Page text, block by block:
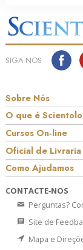
SIGA‑NOS
Sobre Nós
O que é
Cursos On‑line
Oficial de Livraria
Como Ajudamos
CONTACTE‑NOS
Perguntas?
Site de
Mapa e